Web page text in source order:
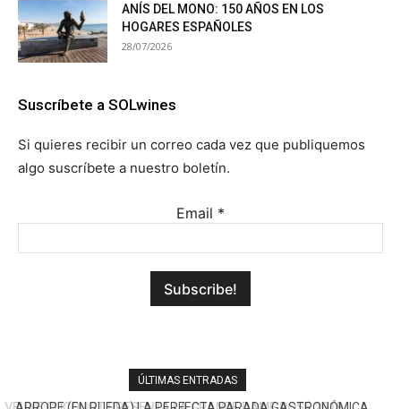
ANÍS DEL MONO: 150 AÑOS EN LOS
HOGARES ESPAÑOLES
28/07/2026
Suscríbete a SOLwines
Si quieres recibir un correo cada vez que publiquemos
algo suscríbete a nuestro boletín.
Email *
ÚLTIMAS ENTRADAS